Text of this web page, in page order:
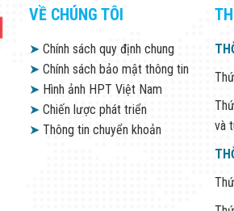
VỀ CHÚNG TÔI
➤ Chính sách quy định chung
➤ Chính sách bảo mật thông tin
➤ Hình ảnh HPT Việt Nam
➤ Chiến lược phát triển
➤ Thông tin chuyển khoản
và